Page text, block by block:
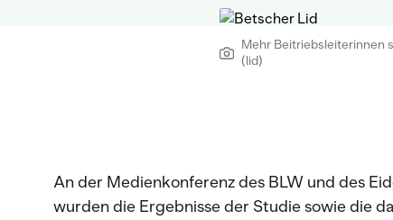
Mehr Beitriebsleiterinnen
(lid)
An der Medienkonferenz des BLW und des
wurden die Ergebnisse der Studie sowie die